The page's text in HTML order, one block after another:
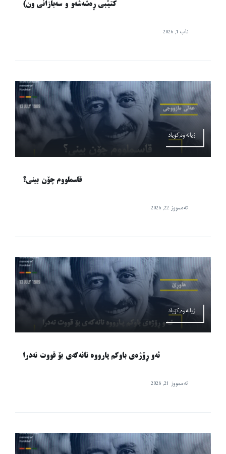
کتێبی ڕەشەشەو و سەبازانی ون)
ئاب 1, 2026
ژیانەوە,کۆیاد
قاسملووم چۆن بینی؟
تەممووز 22, 2026
ژیانەوە,کۆیاد
ئەو ڕۆژەی باوکم پارووە نانەکەی بۆ قووت نەدرا
تەممووز 21, 2026